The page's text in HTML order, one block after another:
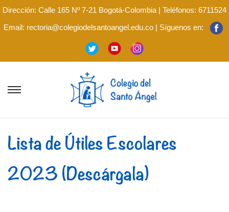
Dirección: Calle 165 Nº 7-21 Bogotá-Colombia | Teléfonos: 6711524
Email: rectoria@colegiodelsantoangel.edu.co | Síguenos en:
Lista de Útiles Escolares
2023 (Descárgala)